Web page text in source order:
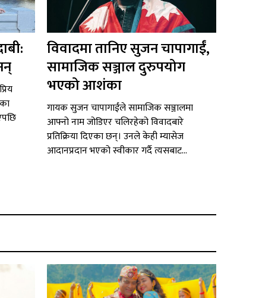
विवादमा तानिए सुजन चापागाईं,
सामाजिक सञ्जाल दुरुपयोग
भएको आशंका
गायक सुजन चापागाईंले सामाजिक सञ्जालमा
आफ्नो नाम जोडिएर चलिरहेको विवादबारे
प्रतिक्रिया दिएका छन्। उनले केही म्यासेज
आदानप्रदान भएको स्वीकार गर्दै त्यसबाट...